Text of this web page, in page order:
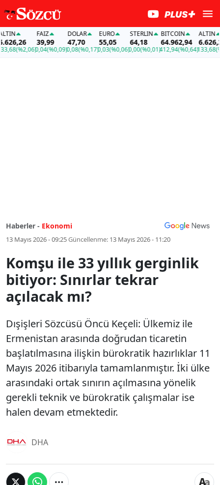
(%2,06)
FAİZ
39,99
0,04(%0,09)
DOLAR
47,70
0,08(%0,17)
EURO
55,05
0,03(%0,06)
STERLIN
64,18
0,00(%0,01)
BITCOIN
64.962,94
412,94(%0,64)
ALTIN
6.626,26
133,68
Haberler - Ekonomi
13 Mayıs 2026 - 09:25Güncellenme: 13 Mayıs 2026 - 11:20
Komşu ile 33 yıllık gerginlik
bitiyor: Sınırlar tekrar
açılacak mı?
Dışişleri Sözcüsü Öncü Keçeli: Ülkemiz ile
Ermenistan arasında doğrudan ticaretin
başlatılmasına ilişkin bürokratik hazırlıklar 11
Mayıs 2026 itibarıyla tamamlanmıştır. İki ülke
arasındaki ortak sınırın açılmasına yönelik
gerekli teknik ve bürokratik çalışmalar ise
halen devam etmektedir.
DHA